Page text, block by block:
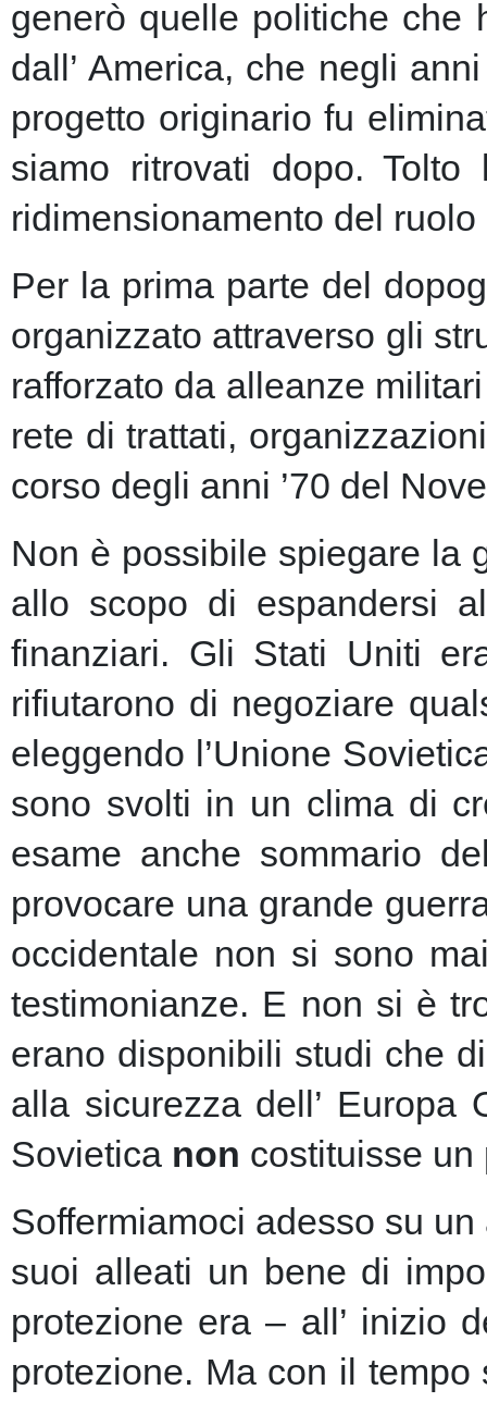
generò quelle politiche che
dall’ America, che negli
progetto originario fu
siamo ritrovati dopo.
ridimensionamento del
Per la prima parte del
organizzato attraverso gli
rafforzato da alleanze
rete di trattati,
corso degli anni ’70 del
Non è possibile spiegare la
allo scopo di espandersi
finanziari. Gli Stati Uniti
rifiutarono di negoziare
eleggendo l’Unione
sono svolti in un clima di
esame anche sommario
provocare una grande
occidentale non si sono
testimonianze. E non si è
erano disponibili studi che
alla sicurezza dell’
Sovietica non costituisse un
Soffermiamoci adesso su
suoi alleati un bene di
protezione era – all’ inizio
protezione. Ma con il tempo